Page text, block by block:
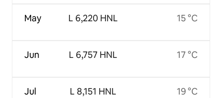
May
Jun
Jul
L 6,220 HNL
L 6,757 HNL
L 8,151 HNL
15 °C
17 °C
19 °C